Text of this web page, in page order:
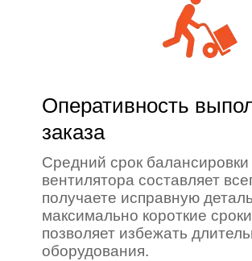
Оперативность
заказа
Средний срок балансировки
вентилятора составляет
получаете исправную
максимально короткие
позволяет избежать
оборудования.